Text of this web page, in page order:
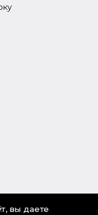
вы даете